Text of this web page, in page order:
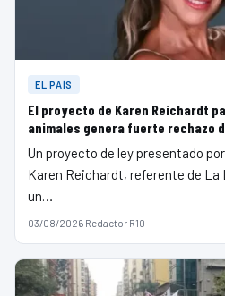
EL PAÍS
El proyecto de Karen Reichardt
animales genera fuerte rechazo
Un proyecto de ley presentado
Karen Reichardt, referente de La
un…
03/08/2026·Redactor R10